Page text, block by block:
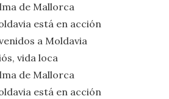
de Mallorca
está en acción
a Moldavia
vida loca
de Mallorca
está en acción